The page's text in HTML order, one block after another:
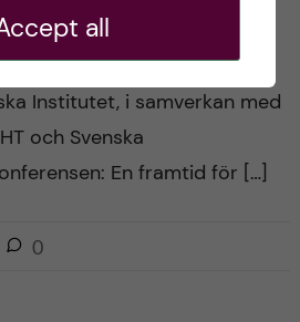
är det
dag och i samband med det
Institutet, i samverkan med
och Svenska
En framtid för […]
0
all